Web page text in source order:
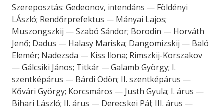
Szereposztás: Gedeonov, intendáns — Földényi
LÁszló; Rendőrprefektus — Mányai Lajos;
Muszongszkij — Szabó Sándor; Borodin — Horváth
Jenő; Dadus — Halasy Mariska; Dangomizskij — Baló
Elemér; Nadezsda — Kiss Ilona; Rimszkij-Korszakov
— Gálcsiki János; Titkár — Galamb György; I.
szentképárus — Bárdi Ödön; II. szentképárus —
Kővári György; Korcsmáros — Justh Gyula; I. árus —
Bihari László; II. árus — Derecskei Pál; III. árus —